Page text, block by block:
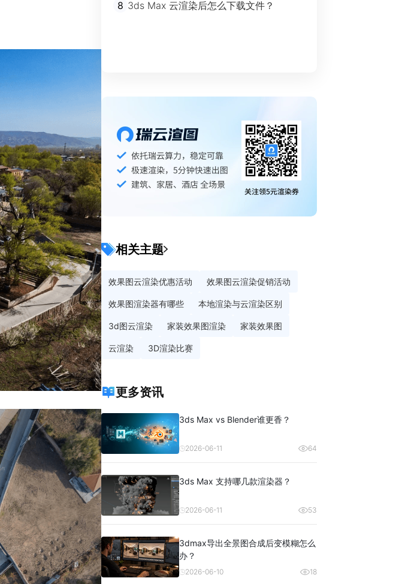
8 3ds Max 云渲染后怎么下载文件？
相关主题
效果图云渲染优惠活动 效果图云渲染促销活动
效果图渲染器有哪些 本地渲染与云渲染区别
3d图云渲染 家装效果图渲染 家装效果图
云渲染 3D渲染比赛
更多资讯
3ds Max vs Blender谁更香？
2026-06-11 64
3ds Max 支持哪几款渲染器？
2026-06-11 53
3dmax导出全景图合成后变模糊怎么
办？
2026-06-10 18